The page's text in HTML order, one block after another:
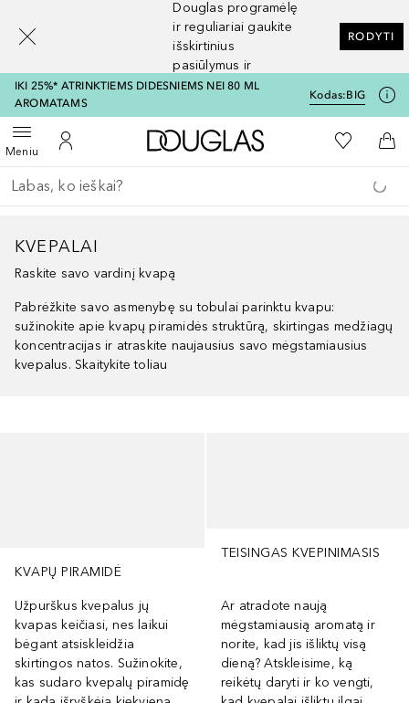
Douglas programėlę
ir reguliariai gaukite
išskirtinius
pasiūlymus ir
nuolaidas
RODYTI
IKI 25%* ATRINKTIEMS DIDESNIEMS NEI 80 ML
AROMATAMS
Kodas:BIG
MeniuAtidaryti meniuĮ mano paskyrą
Į Douglas pagrindinį
Į mano
Į
Grįžk atgal
Vykdykite paiešką
KVEPALAI
Raskite savo vardinį kvapą
Pabrėžkite savo asmenybę su tobulai parinktu kvapu:
sužinokite apie kvapų piramidės struktūrą, skirtingas medžiagų
koncentracijas ir atraskite naujausius savo mėgstamiausius
kvepalus. Skaitykite toliau
KVAPŲ PIRAMIDĖ
Užpurškus kvepalus jų
kvapas keičiasi, nes laikui
bėgant atsiskleidžia
skirtingos natos. Sužinokite,
kas sudaro kvepalų piramidę
TEISINGAS KVEPINIMASIS
Ar atradote naują
mėgstamiausią aromatą ir
norite, kad jis išliktų visą
dieną? Atskleisime, ką
reikėtų daryti ir ko vengti,
[navigation.slideout.screenreader]